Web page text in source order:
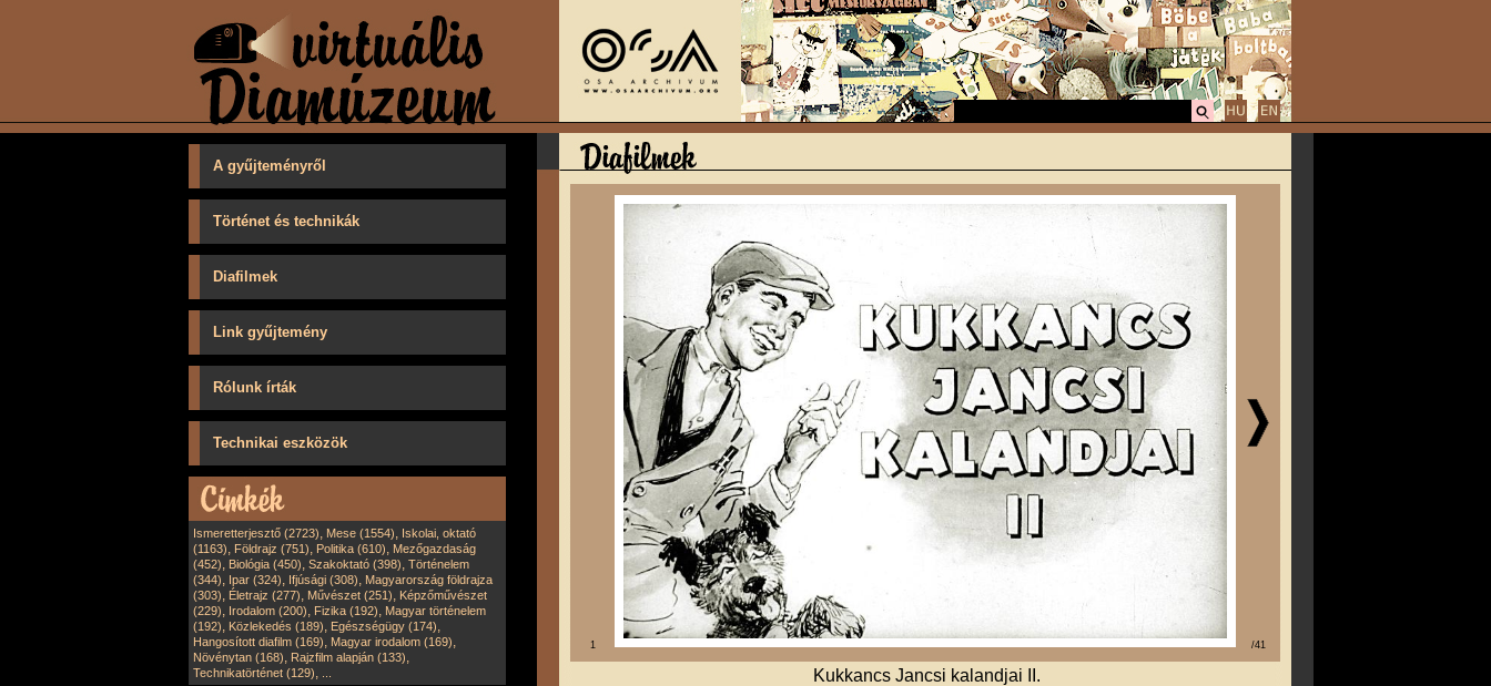
A gyűjteményről
Történet és technikák
Diafilmek
Link gyűjtemény
Rólunk írták
Technikai eszközök
Ismeretterjesztő (2723), Mese (1554), Iskolai, oktató
(1163), Földrajz (751), Politika (610), Mezőgazdaság
(452), Biológia (450), Szakoktató (398), Történelem
(344), Ipar (324), Ifjúsági (308), Magyarország földrajza
(303), Életrajz (277), Művészet (251), Képzőművészet
(229), Irodalom (200), Fizika (192), Magyar történelem
(192), Közlekedés (189), Egészségügy (174),
Hangosított diafilm (169), Magyar irodalom (169),
Növénytan (168), Rajzfilm alapján (133),
Technikatörténet (129),
1 /41
Kukkancs Jancsi kalandjai II.